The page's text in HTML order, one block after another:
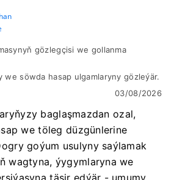
gözlegçisi we gollanma
we söwda hasap ulgamlaryny gözleýär.
03/08/2026
baglaşmazdan ozal,
we töleg düzgünlerine
goýum usulyny saýlamak
wagtyna, ýygymlaryna we
täsir edýär - umumy